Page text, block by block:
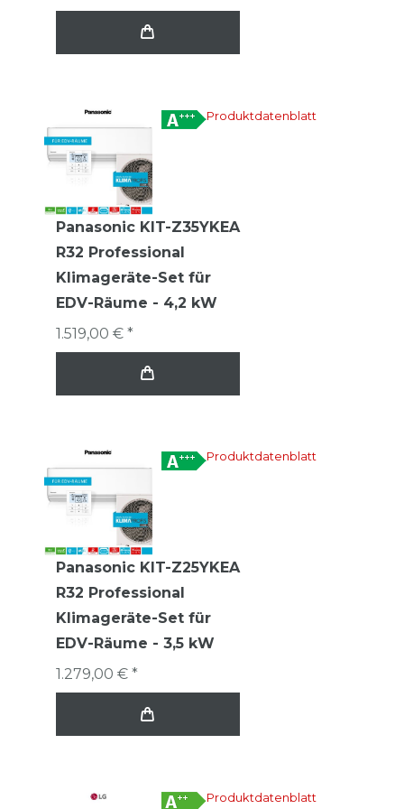
Produktdatenblatt
Panasonic KIT-Z35YKEA
R32 Professional
Klimageräte-Set für
EDV-Räume - 4,2 kW
1.519,00 € *
Produktdatenblatt
Panasonic KIT-Z25YKEA
R32 Professional
Klimageräte-Set für
EDV-Räume - 3,5 kW
1.279,00 € *
Produktdatenblatt